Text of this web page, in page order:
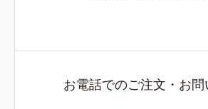
お電話でのご注文・お